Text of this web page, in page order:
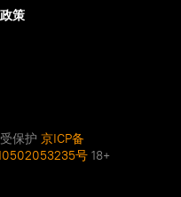
策
保护 京ICP备
号 18+